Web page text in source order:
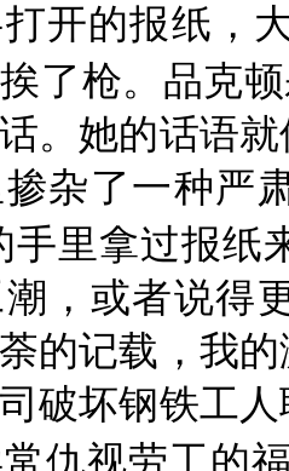
开的报纸，
了枪。品克
。她的话语
杂了一种严
手里拿过报纸
，或者说得
的记载，我
破坏钢铁工
仇视劳工的